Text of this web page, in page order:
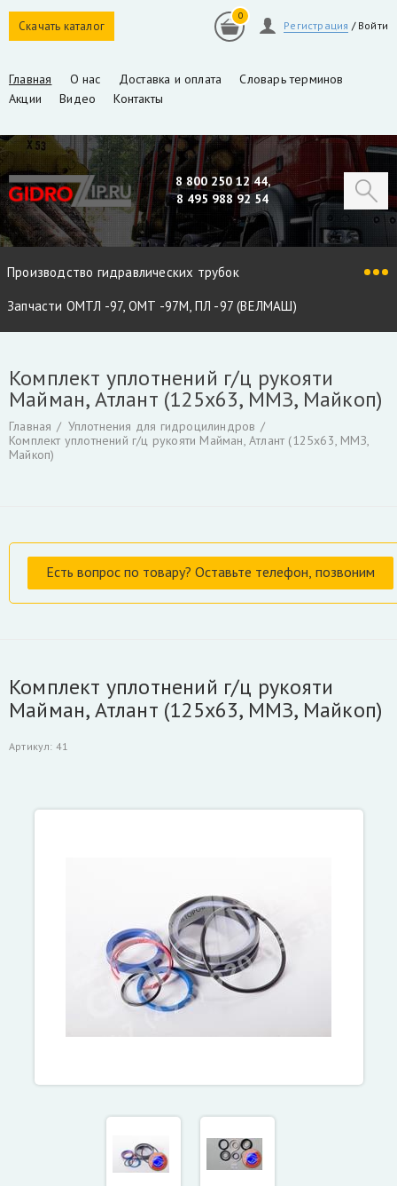
Скачать каталог Регистрация / Войти
0
Главная О нас Доставка и оплата
Словарь терминов
Акции
Видео Контакты
8 800 250 12 44,
8 495 988 92 54
Производство гидравлических трубок
Запчасти ОМТЛ -97, ОМТ -97М, ПЛ -97 (ВЕЛМАШ)
Запчасти Майман 90, 100, 110 / Атлант 90, 100
Гидроцилиндры
Гидрораспределители
Фильтры и фильтроэлементы для гидроманипуляторов
Коробка отбора мощности КАМАЗ и другие
РВД производство, ремонт, продажа
Инструмент для разделки кабеля
Гидроцилиндры Fuchs
Комплект уплотнений г/ц рукояти
Майман, Атлант (125х63, ММЗ, Майкоп)
Главная
Уплотнения для гидроцилиндров
Комплект уплотнений г/ц рукояти Майман, Атлант (125х63, ММЗ,
Майкоп)
Комплект уплотнений г/ц рукояти
Майман, Атлант (125х63, ММЗ, Майкоп)
Артикул: 41